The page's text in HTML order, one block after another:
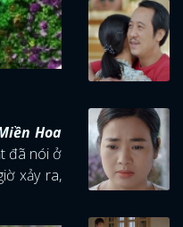
Hoa
đã nói ở
xảy ra,